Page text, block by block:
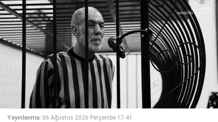
Yayınlanma: 06 Ağustos 2026 Perşembe 17:41